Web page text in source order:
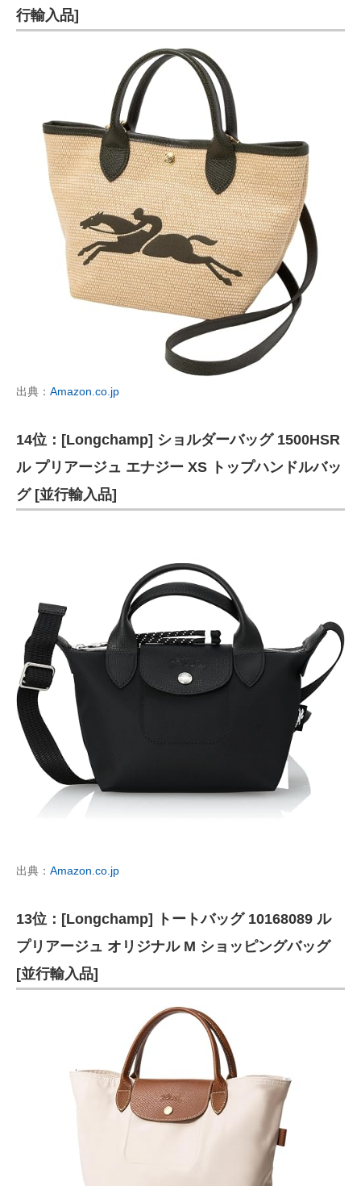
行輸入品]
出典： Amazon.co.jp
14位：[Longchamp] ショルダーバッグ 1500HSR
ル プリアージュ エナジー XS トップハンドルバッ
グ [並行輸入品]
出典： Amazon.co.jp
13位：[Longchamp] トートバッグ 10168089 ル
プリアージュ オリジナル M ショッピングバッグ
[並行輸入品]